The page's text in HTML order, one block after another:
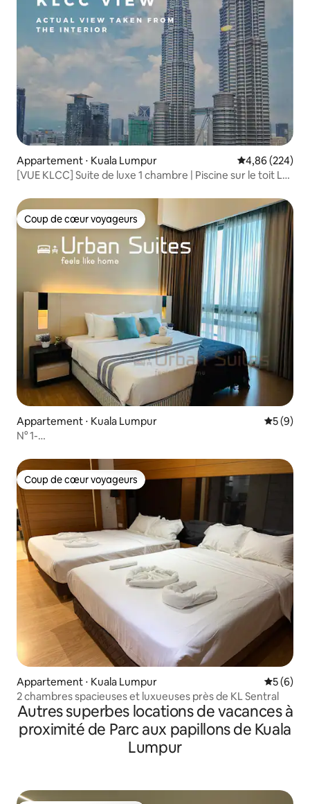
Appartement ⋅ Kuala Lumpur Évaluation
4,86 (224)
[VUE KLCC] Suite de luxe 1 chambre | Piscine sur le toit L53
Coup de cœur voyageurs
Coup de cœur voyageurs
Appartement ⋅ Kuala Lumpur
5 (9)
N° 1-
Coup de cœur voyageurs
Coup de cœur voyageurs
Appartement ⋅ Kuala Lumpur
5 (6)
2 chambres spacieuses et luxueuses près de KL Sentral
Autres superbes locations de vacances à
proximité de Parc aux papillons de Kuala
Lumpur